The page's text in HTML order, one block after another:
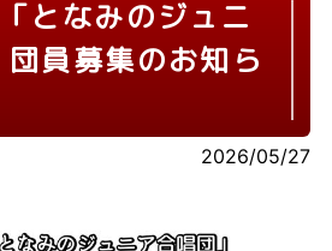
となみのジュニ
員募集のお知ら
2026/05/27